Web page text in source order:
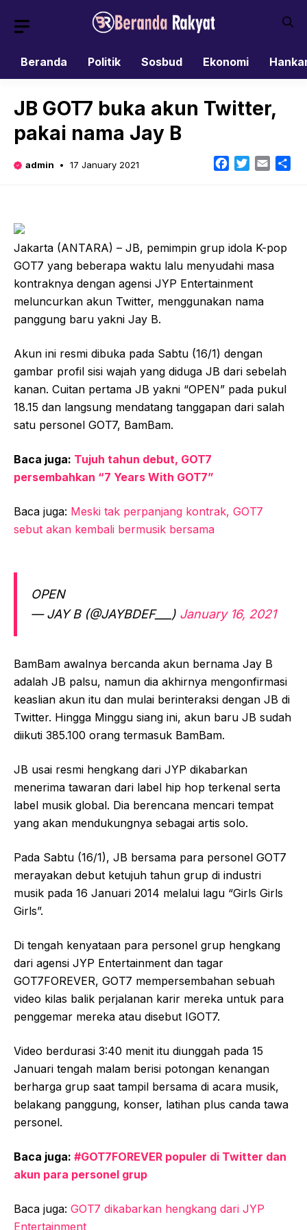
Beranda
Politik Sosbud Ekonomi
JB GOT7 buka akun Twitter,
pakai nama Jay B
admin 17 January 2021 Facebook
TwitterEmail
Jakarta (ANTARA) – JB, pemimpin grup idola K-pop
GOT7 yang beberapa waktu lalu menyudahi masa
kontraknya dengan agensi JYP Entertainment
meluncurkan akun Twitter, menggunakan nama
panggung baru yakni Jay B.
Akun ini resmi dibuka pada Sabtu (16/1) dengan
gambar profil sisi wajah yang diduga JB dari sebelah
kanan. Cuitan pertama JB yakni “OPEN” pada pukul
18.15 dan langsung mendatang tanggapan dari salah
satu personel GOT7, BamBam.
Baca juga: Tujuh tahun debut, GOT7
persembahkan “7 Years With GOT7”
Baca juga: Meski tak perpanjang kontrak, GOT7
sebut akan kembali bermusik bersama
OPEN
— JAY B (@JAYBDEF___) January 16, 2021
BamBam awalnya bercanda akun bernama Jay B
adalah JB palsu, namun dia akhirnya mengonfirmasi
keaslian akun itu dan mulai berinteraksi dengan JB di
Twitter. Hingga Minggu siang ini, akun baru JB sudah
diikuti 385.100 orang termasuk BamBam.
JB usai resmi hengkang dari JYP dikabarkan
menerima tawaran dari label hip hop terkenal serta
label musik global. Dia berencana mencari tempat
yang akan mendukungnya sebagai artis solo.
Pada Sabtu (16/1), JB bersama para personel GOT7
merayakan debut ketujuh tahun grup di industri
musik pada 16 Januari 2014 melalui lagu “Girls Girls
Girls”.
Di tengah kenyataan para personel grup hengkang
dari agensi JYP Entertainment dan tagar
GOT7FOREVER, GOT7 mempersembahan sebuah
video kilas balik perjalanan karir mereka untuk para
penggemar mereka atau disebut IGOT7.
Video berdurasi 3:40 menit itu diunggah pada 15
Januari tengah malam berisi potongan kenangan
berharga grup saat tampil bersama di acara musik,
belakang panggung, konser, latihan plus canda tawa
personel.
Baca juga: #GOT7FOREVER populer di Twitter dan
akun para personel grup
Baca juga: GOT7 dikabarkan hengkang dari JYP
Entertainment